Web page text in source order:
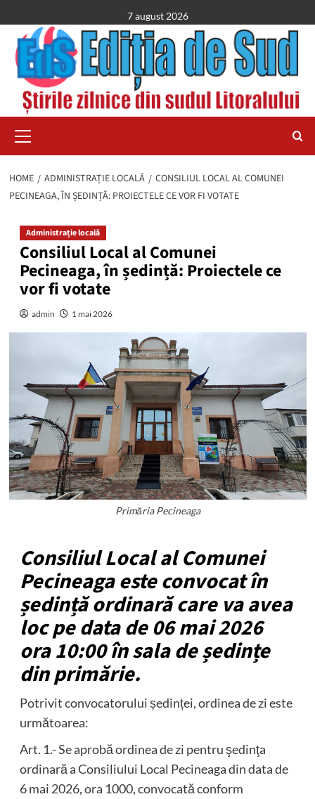
to
content
7 august 2026
Menu
HOME ADMINISTRAȚIE LOCALĂ
CONSILIUL LOCAL AL COMUNEI
PECINEAGA, ÎN ȘEDINȚĂ: PROIECTELE CE VOR FI VOTATE
Administrație locală
Consiliul Local al Comunei
Pecineaga, în ședință: Proiectele ce
vor fi votate
admin 1 mai 2026
Primăria Pecineaga
Consiliul Local al Comunei
Pecineaga este convocat în
ședință ordinară care va avea
loc pe data de 06 mai 2026
ora 10:00 în sala de ședințe
din primărie.
Potrivit convocatorului ședinței, ordinea de zi este
următoarea:
Art. 1.- Se aprobă ordinea de zi pentru şedinţa
ordinară a Consiliului Local Pecineaga din data de
6 mai 2026, ora 1000, convocată conform